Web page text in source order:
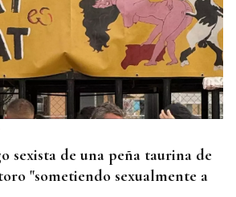
sexista de una peña taurina de
"sometiendo sexualmente a